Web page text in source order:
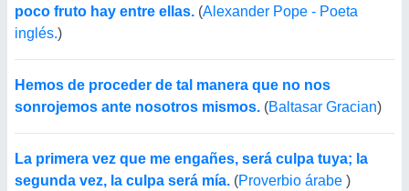
poco fruto hay entre ellas. (Alexander Pope - Poeta
inglés.)
Hemos de proceder de tal manera que no nos
sonrojemos ante nosotros mismos. (Baltasar Gracian)
La primera vez que me engañes, será culpa tuya; la
segunda vez, la culpa será mía. (Proverbio árabe )